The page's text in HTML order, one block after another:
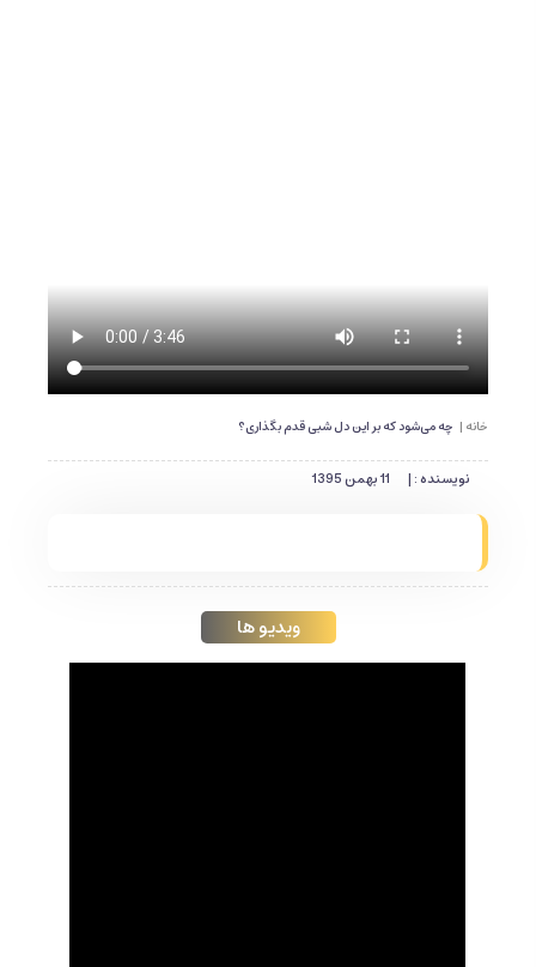
خانه | چه می‌‌شود که بر این دل شبی قدم بگذاری؟
نویسنده : | 11 بهمن 1395
ویدیو ها